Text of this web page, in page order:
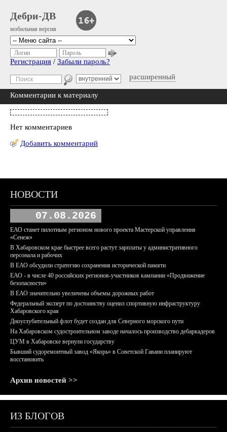
Дебри-ДВ
мобильная версия
расширенный
Логин Пароль
Регистрация / Забыли пароль?
Комментарии к материалу
Нет комментариев
Добавить комментарий
НОВОСТИ
07.08.2026
ЕАО станет пилотным регионом нового проекта Мастерской управления
«Сенеж»
В Хабаровском крае быстрее всего растут зарплаты у административного
персонала и рабочих
В ЕАО обсудили стратегию сохранения исторической памяти
ЕАО - в числе 40 российских регионов-участников кампании «Продвижение
безопасности»
В ЕАО значительно увеличены объемы дорожных работ
Федеральный эксперт по достоинству оценил спортивную инфраструктуру
Хабаровского края
Дноуглубительный флот будет создан для Северного морского пути
На Хабаровском судостроительном заводе началось производство дебаркадеров
ЦУМ в Хабаровске вернули государству
Бывший судоремонтный завод «Якорь» в Советской Гавани планируют
восстановить
Архив новостей >>
ИЗ БЛОГОВ